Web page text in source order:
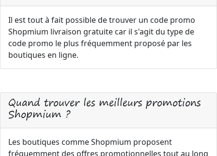
Il est tout à fait possible de trouver un code promo
Shopmium livraison gratuite car il s'agit du type de
code promo le plus fréquemment proposé par les
boutiques en ligne.
Quand trouver les meilleurs promotions
Shopmium ?
Les boutiques comme Shopmium proposent
fréquemment des offres promotionnelles tout au long